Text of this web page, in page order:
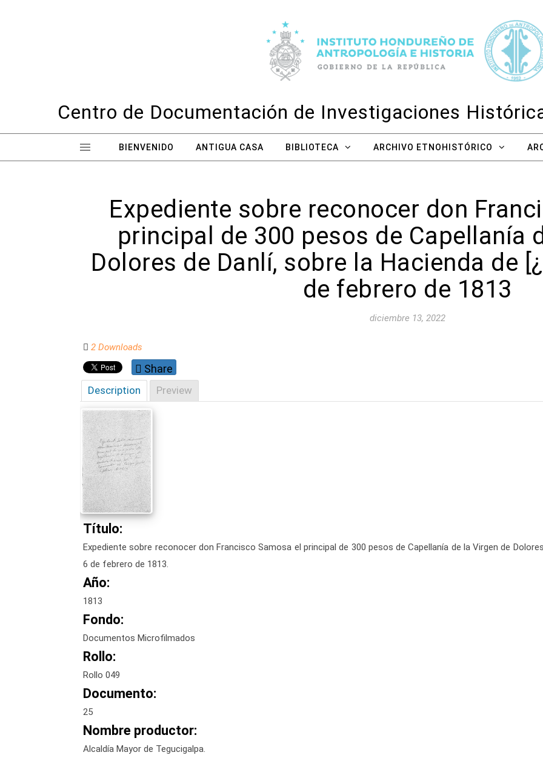
Centro de Documentación de Investigaciones
BIENVENIDO ANTIGUA CASA BIBLIOTECA ARCHIVO ETNOHISTÓRICO
Expediente sobre reconocer don
principal de 300 pesos de Capellanía
Dolores de Danlí, sobre la Hacienda de
de febrero de 1813
diciembre 13, 2022
2 Downloads
Share
Description Preview
Título:
Expediente sobre reconocer don Francisco Samosa el principal de 300 pesos de Capellanía de la Virgen de
6 de febrero de 1813.
Año:
1813
Fondo:
Documentos Microfilmados
Rollo:
Rollo 049
Documento:
25
Nombre productor:
Alcaldía Mayor de Tegucigalpa.